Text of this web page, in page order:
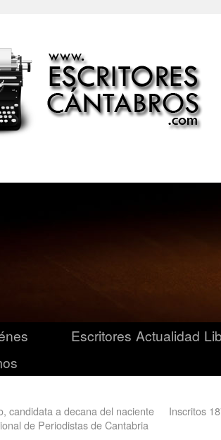
Escritores Actualidad
candidata a decana del naciente
de Periodistas de Cantabria
Inscritos